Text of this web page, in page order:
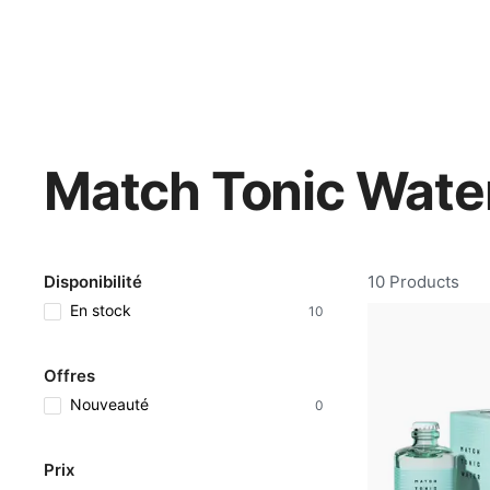
Match Tonic
Disponibilité
En stock 10
Offres
Nouveauté 0
Prix
10 Products